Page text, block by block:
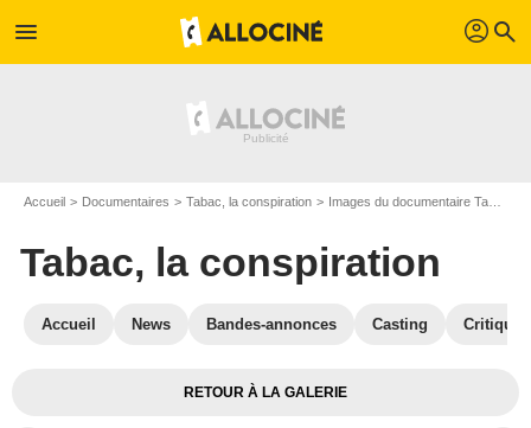
menu profil search
Accueil Documentaires Tabac, la conspiration Images du documentaire Tabac, la conspiration
Tabac, la conspiration
Accueil News Bandes-annonces Casting
RETOUR À LA GALERIE